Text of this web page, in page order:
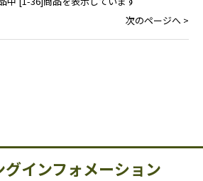
次のページへ >
グインフォメーション